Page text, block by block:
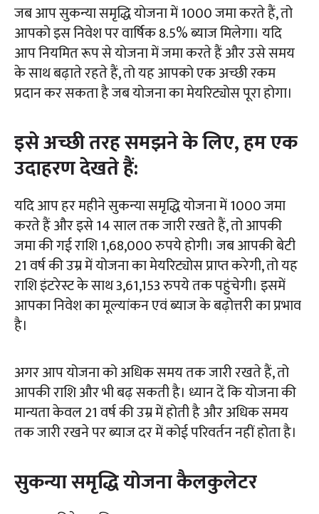
जब आप सुकन्या समृद्धि योजना में 1000 जमा करते हैं, तो
आपको इस निवेश पर वार्षिक 8.5% ब्याज मिलेगा। यदि
आप नियमित रूप से योजना में जमा करते हैं और उसे समय
के साथ बढ़ाते रहते हैं, तो यह आपको एक अच्छी रकम
प्रदान कर सकता है जब योजना का मेयरिट्योस पूरा होगा।
इसे अच्छी तरह समझने के लिए, हम एक
उदाहरण देखते हैं:
यदि आप हर महीने सुकन्या समृद्धि योजना में 1000 जमा
करते हैं और इसे 14 साल तक जारी रखते हैं, तो आपकी
जमा की गई राशि 1,68,000 रुपये होगी। जब आपकी बेटी
21 वर्ष की उम्र में योजना का मेयरिट्योस प्राप्त करेगी, तो यह
राशि इंटरेस्ट के साथ 3,61,153 रुपये तक पहुंचेगी। इसमें
आपका निवेश का मूल्यांकन एवं ब्याज के बढ़ोत्तरी का प्रभाव
है।
अगर आप योजना को अधिक समय तक जारी रखते हैं, तो
आपकी राशि और भी बढ़ सकती है। ध्यान दें कि योजना की
मान्यता केवल 21 वर्ष की उम्र में होती है और अधिक समय
तक जारी रखने पर ब्याज दर में कोई परिवर्तन नहीं होता है।
सुकन्या समृद्धि योजना कैलकुलेटर